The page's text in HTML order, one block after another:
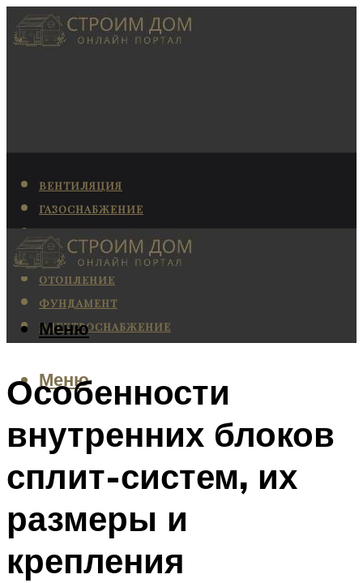
ВЕНТИЛЯЦИЯ
ГАЗОСНАБЖЕНИЕ
КАНАЛИЗАЦИЯ
КОНДИЦИОНИРОВАНИЕ
ОТОПЛЕНИЕ
ФУНДАМЕНТ
ЭЛЕКТРОСНАБЖЕНИЕ
Меню
Меню
Особенности
внутренних блоков
сплит-систем, их
размеры и
крепления